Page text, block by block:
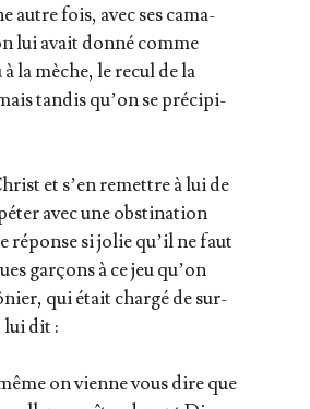
autre fois, avec ses cama­
lui avait don­né comme
la mèche, le recul de la
tan­dis qu’on se pré­ci­pi­
et s’en remettre à lui de
avec une obs­ti­na­tion
réponse si jolie qu’il ne faut
gar­çons à ce jeu qu’on
qui était char­gé de sur­
lui dit :
on vienne vous dire que